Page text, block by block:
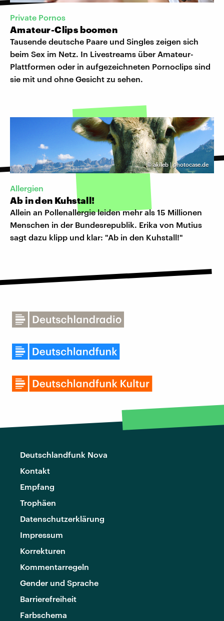
Private Pornos
Amateur-Clips boomen
Tausende deutsche Paare und Singles zeigen sich
beim Sex im Netz. In Livestreams über Amateur-
Plattformen oder in aufgezeichneten Pornoclips sind
sie mit und ohne Gesicht zu sehen.
©akileb | photocase.de
Allergien
Ab in den Kuhstall!
Allein an Pollenallergie leiden mehr als 15 Millionen
Menschen in der Bundesrepublik. Erika von Mutius
sagt dazu klipp und klar: "Ab in den Kuhstall!"
Deutschlandfunk Nova
Kontakt
Empfang
Trophäen
Datenschutzerklärung
Impressum
Korrekturen
Kommentarregeln
Gender und Sprache
Barrierefreiheit
Farbschema